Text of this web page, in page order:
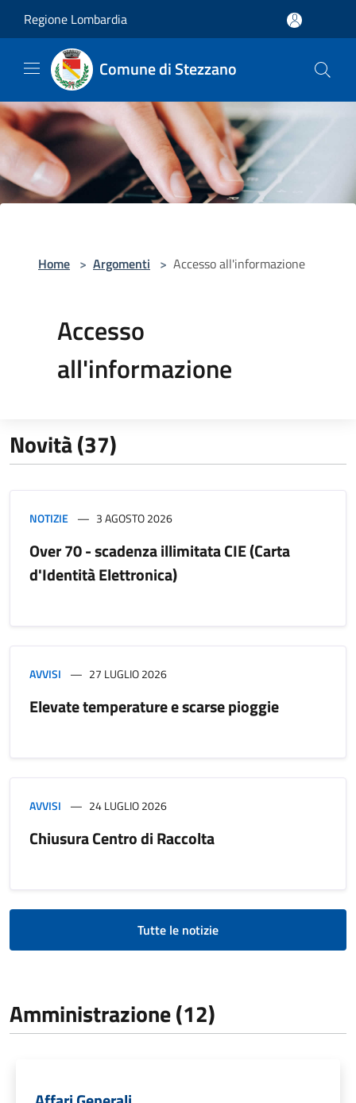
Regione Lombardia
Comune di Stezzano
Home > Argomenti > Accesso all'informazione
Accesso
all'informazione
Novità (37)
NOTIZIE 3 AGOSTO 2026
Over 70 - scadenza illimitata CIE (Carta
d'Identità Elettronica)
AVVISI 27 LUGLIO 2026
Elevate temperature e scarse pioggie
AVVISI 24 LUGLIO 2026
Chiusura Centro di Raccolta
Tutte le notizie
Amministrazione (12)